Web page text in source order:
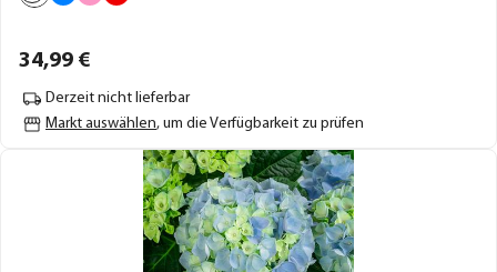
34,99 €
Derzeit nicht lieferbar
Markt auswählen, um die Verfügbarkeit zu prüfen